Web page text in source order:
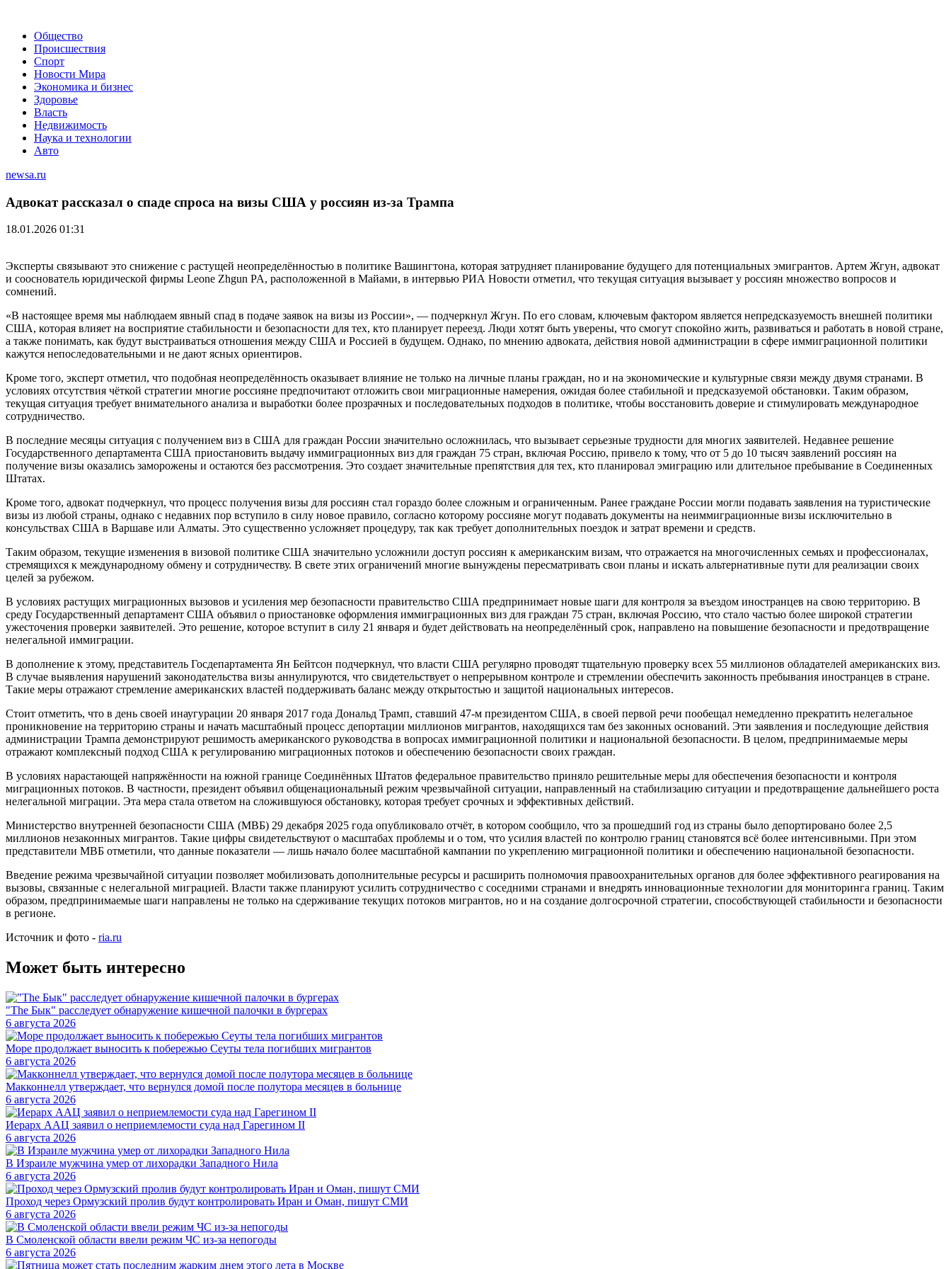
Общество
Происшествия
Спорт
Новости Мира
Экономика и бизнес
Здоровье
Власть
Недвижимость
Наука и технологии
Авто
newsa.ru
Адвокат рассказал о спаде спроса на визы США у россиян из-за Трампа
18.01.2026 01:31
Эксперты связывают это снижение с растущей неопределённостью в политике Вашингтона, которая затрудняет планирование будущего для потенциальных эмигрантов. Артем Жгун, адвокат
и сооснователь юридической фирмы Leone Zhgun PA, расположенной в Майами, в интервью РИА Новости отметил, что текущая ситуация вызывает у россиян множество вопросов и
сомнений.
«В настоящее время мы наблюдаем явный спад в подаче заявок на визы из России», — подчеркнул Жгун. По его словам, ключевым фактором является непредсказуемость внешней политики
США, которая влияет на восприятие стабильности и безопасности для тех, кто планирует переезд. Люди хотят быть уверены, что смогут спокойно жить, развиваться и работать в новой стране,
а также понимать, как будут выстраиваться отношения между США и Россией в будущем. Однако, по мнению адвоката, действия новой администрации в сфере иммиграционной политики
кажутся непоследовательными и не дают ясных ориентиров.
Кроме того, эксперт отметил, что подобная неопределённость оказывает влияние не только на личные планы граждан, но и на экономические и культурные связи между двумя странами. В
условиях отсутствия чёткой стратегии многие россияне предпочитают отложить свои миграционные намерения, ожидая более стабильной и предсказуемой обстановки. Таким образом,
текущая ситуация требует внимательного анализа и выработки более прозрачных и последовательных подходов в политике, чтобы восстановить доверие и стимулировать международное
сотрудничество.
В последние месяцы ситуация с получением виз в США для граждан России значительно осложнилась, что вызывает серьезные трудности для многих заявителей. Недавнее решение
Государственного департамента США приостановить выдачу иммиграционных виз для граждан 75 стран, включая Россию, привело к тому, что от 5 до 10 тысяч заявлений россиян на
получение визы оказались заморожены и остаются без рассмотрения. Это создает значительные препятствия для тех, кто планировал эмиграцию или длительное пребывание в Соединенных
Штатах.
Кроме того, адвокат подчеркнул, что процесс получения визы для россиян стал гораздо более сложным и ограниченным. Ранее граждане России могли подавать заявления на туристические
визы из любой страны, однако с недавних пор вступило в силу новое правило, согласно которому россияне могут подавать документы на неиммиграционные визы исключительно в
консульствах США в Варшаве или Алматы. Это существенно усложняет процедуру, так как требует дополнительных поездок и затрат времени и средств.
Таким образом, текущие изменения в визовой политике США значительно усложнили доступ россиян к американским визам, что отражается на многочисленных семьях и профессионалах,
стремящихся к международному обмену и сотрудничеству. В свете этих ограничений многие вынуждены пересматривать свои планы и искать альтернативные пути для реализации своих
целей за рубежом.
В условиях растущих миграционных вызовов и усиления мер безопасности правительство США предпринимает новые шаги для контроля за въездом иностранцев на свою территорию. В
среду Государственный департамент США объявил о приостановке оформления иммиграционных виз для граждан 75 стран, включая Россию, что стало частью более широкой стратегии
ужесточения проверки заявителей. Это решение, которое вступит в силу 21 января и будет действовать на неопределённый срок, направлено на повышение безопасности и предотвращение
нелегальной иммиграции.
В дополнение к этому, представитель Госдепартамента Ян Бейтсон подчеркнул, что власти США регулярно проводят тщательную проверку всех 55 миллионов обладателей американских виз.
В случае выявления нарушений законодательства визы аннулируются, что свидетельствует о непрерывном контроле и стремлении обеспечить законность пребывания иностранцев в стране.
Такие меры отражают стремление американских властей поддерживать баланс между открытостью и защитой национальных интересов.
Стоит отметить, что в день своей инаугурации 20 января 2017 года Дональд Трамп, ставший 47-м президентом США, в своей первой речи пообещал немедленно прекратить нелегальное
проникновение на территорию страны и начать масштабный процесс депортации миллионов мигрантов, находящихся там без законных оснований. Эти заявления и последующие действия
администрации Трампа демонстрируют решимость американского руководства в вопросах иммиграционной политики и национальной безопасности. В целом, предпринимаемые меры
отражают комплексный подход США к регулированию миграционных потоков и обеспечению безопасности своих граждан.
В условиях нарастающей напряжённости на южной границе Соединённых Штатов федеральное правительство приняло решительные меры для обеспечения безопасности и контроля
миграционных потоков. В частности, президент объявил общенациональный режим чрезвычайной ситуации, направленный на стабилизацию ситуации и предотвращение дальнейшего роста
нелегальной миграции. Эта мера стала ответом на сложившуюся обстановку, которая требует срочных и эффективных действий.
Министерство внутренней безопасности США (МВБ) 29 декабря 2025 года опубликовало отчёт, в котором сообщило, что за прошедший год из страны было депортировано более 2,5
миллионов незаконных мигрантов. Такие цифры свидетельствуют о масштабах проблемы и о том, что усилия властей по контролю границ становятся всё более интенсивными. При этом
представители МВБ отметили, что данные показатели — лишь начало более масштабной кампании по укреплению миграционной политики и обеспечению национальной безопасности.
Введение режима чрезвычайной ситуации позволяет мобилизовать дополнительные ресурсы и расширить полномочия правоохранительных органов для более эффективного реагирования на
вызовы, связанные с нелегальной миграцией. Власти также планируют усилить сотрудничество с соседними странами и внедрять инновационные технологии для мониторинга границ. Таким
образом, предпринимаемые шаги направлены не только на сдерживание текущих потоков мигрантов, но и на создание долгосрочной стратегии, способствующей стабильности и безопасности
в регионе.
Источник и фото - ria.ru
Может быть интересно
"The Бык" расследует обнаружение кишечной палочки в бургерах
6 августа 2026
Море продолжает выносить к побережью Сеуты тела погибших мигрантов
6 августа 2026
Макконнелл утверждает, что вернулся домой после полутора месяцев в больнице
6 августа 2026
Иерарх ААЦ заявил о неприемлемости суда над Гарегином II
6 августа 2026
В Израиле мужчина умер от лихорадки Западного Нила
6 августа 2026
Проход через Ормузский пролив будут контролировать Иран и Оман, пишут СМИ
6 августа 2026
В Смоленской области ввели режим ЧС из-за непогоды
6 августа 2026